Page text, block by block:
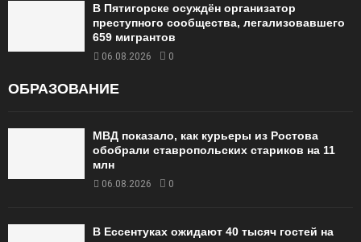
В Пятигорске осуждён организатор
преступного сообщества, легализовавшего
659 мигрантов
06.08.2026 0
ОБРАЗОВАНИЕ
МВД показало, как курьеры из Ростова
обобрали ставропольских стариков на 11
млн
06.08.2026 0
В Ессентуках ожидают 40 тысяч гостей на